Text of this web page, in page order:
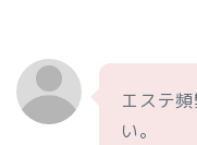
エステ
い。